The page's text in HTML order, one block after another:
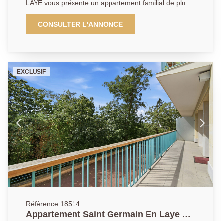
LAYE vous présente un appartement familial de plus
de 90 m2 offrant 4 chambres. Situé à 5 minutes du
lycée international et de l'établissement scolaire des
Hauts Grillets vous disposez des commerces et du
est exceptionnelle. Le bon état de la copropriété vous
permet d'installer votre famille à Saint Germain en
laye en toute sérénité. Cave et parking en sous sol.
CONSULTER L'ANNONCE
EXCLUSIF
Référence 18514
Appartement Saint Germain En Laye 5